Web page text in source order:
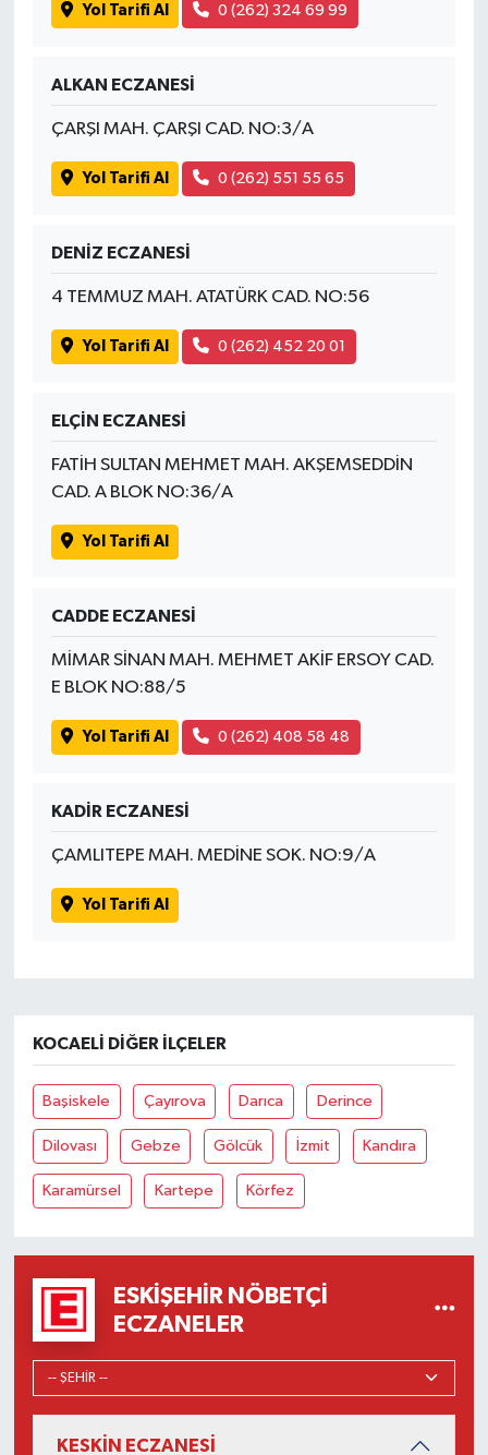
Yol Tarifi Al 0 (262) 324 69 99
ALKAN ECZANESİ
ÇARŞI MAH. ÇARŞI CAD. NO:3/A
Yol Tarifi Al 0 (262) 551 55 65
DENİZ ECZANESİ
4 TEMMUZ MAH. ATATÜRK CAD. NO:56
Yol Tarifi Al 0 (262) 452 20 01
ELÇİN ECZANESİ
FATİH SULTAN MEHMET MAH. AKŞEMSEDDİN
CAD. A BLOK NO:36/A
Yol Tarifi Al
CADDE ECZANESİ
MİMAR SİNAN MAH. MEHMET AKİF ERSOY CAD.
E BLOK NO:88/5
Yol Tarifi Al 0 (262) 408 58 48
KADİR ECZANESİ
ÇAMLITEPE MAH. MEDİNE SOK. NO:9/A
Yol Tarifi Al
KOCAELI DIĞER İLÇELER
Başiskele Çayırova Darıca Derince
Dilovası Gebze Gölcük İzmit Kandıra
Karamürsel Kartepe Körfez
ESKIŞEHIR NÖBETÇI
ECZANELER
KESKİN ECZANESİ